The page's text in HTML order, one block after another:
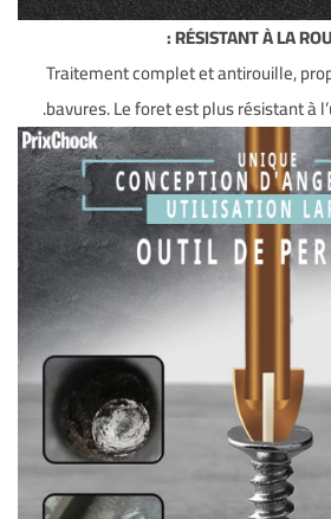
RÉSISTANT À LA
Traitement complet et antirouille,
bavures. Le foret est plus résistant à